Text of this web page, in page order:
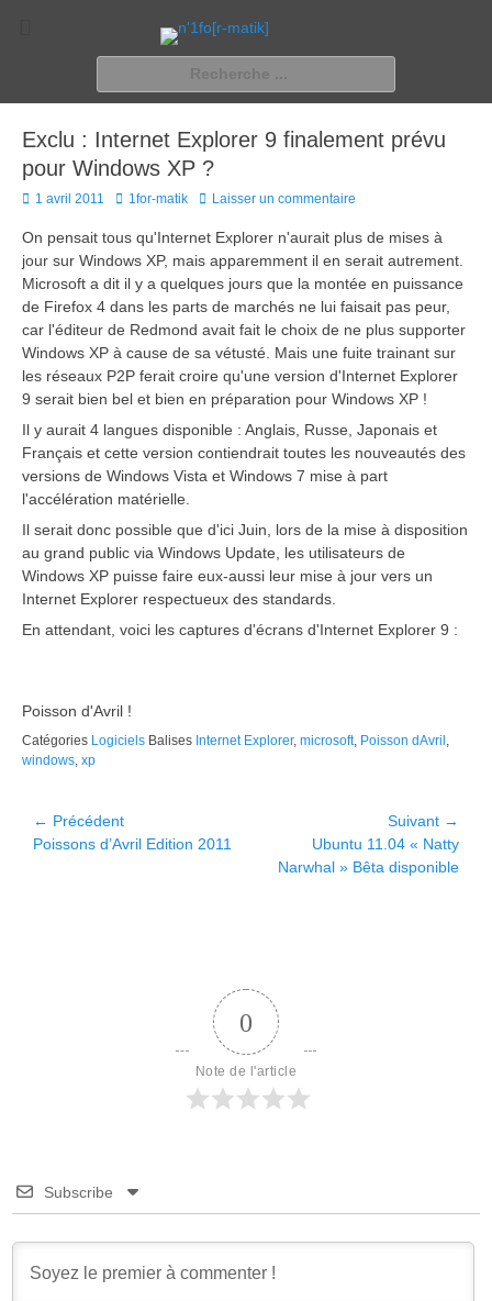
n'1fo[r-matik]
Pour les nymphos d'infos en info…
Exclu : Internet Explorer 9 finalement prévu
pour Windows XP ?
Posted
1 avril 2011 Author
1for-matik Laisser un commentaire
On pensait tous qu'Internet Explorer n'aurait plus de mises à
jour sur Windows XP, mais apparemment il en serait autrement.
Microsoft a dit il y a quelques jours que la montée en puissance
de Firefox 4 dans les parts de marchés ne lui faisait pas peur,
car l'éditeur de Redmond avait fait le choix de ne plus supporter
Windows XP à cause de sa vétusté. Mais une fuite trainant sur
les réseaux P2P ferait croire qu'une version d'Internet Explorer
9 serait bien bel et bien en préparation pour Windows XP !
Il y aurait 4 langues disponible : Anglais, Russe, Japonais et
Français et cette version contiendrait toutes les nouveautés des
versions de Windows Vista et Windows 7 mise à part
l'accélération matérielle.
Il serait donc possible que d'ici Juin, lors de la mise à disposition
au grand public via Windows Update, les utilisateurs de
Windows XP puisse faire eux-aussi leur mise à jour vers un
Internet Explorer respectueux des standards.
En attendant, voici les captures d'écrans d'Internet Explorer 9 :
Poisson d'Avril !
Catégories Logiciels Balises Internet Explorer, microsoft, Poisson dAvril
windows xp
Navigation
de
← Précédent
Article
Poissons d’Avril Edition 2011
Suivant →
suivant :
Ubuntu 11.04 « Natty
Narwhal » Bêta disponible
0
Note de l'article
Subscribe